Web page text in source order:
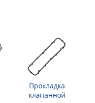
Прокладка
клапанной